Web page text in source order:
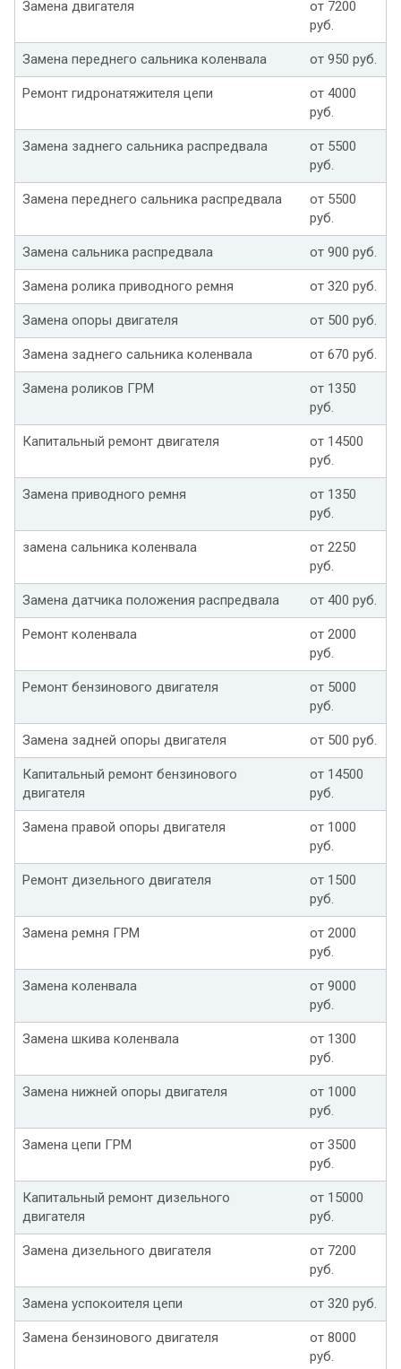
Замена двигателя
от 7200
руб.
Замена переднего сальника коленвала от 950 руб.
Ремонт гидронатяжителя цепи
от 4000
руб.
Замена заднего сальника распредвала
от 5500
руб.
Замена переднего сальника распредвала
от 5500
руб.
Замена сальника распредвала от 900 руб.
Замена ролика приводного ремня от 320 руб.
Замена опоры двигателя от 500 руб.
Замена заднего сальника коленвала от 670 руб.
Замена роликов ГРМ
от 1350
руб.
Капитальный ремонт двигателя
от 14500
руб.
Замена приводного ремня
от 1350
руб.
замена сальника коленвала
от 2250
руб.
Замена датчика положения распредвала от 400 руб.
Ремонт коленвала
от 2000
руб.
Ремонт бензинового двигателя
от 5000
руб.
Замена задней опоры двигателя от 500 руб.
Капитальный ремонт бензинового
двигателя
от 14500
руб.
Замена правой опоры двигателя
от 1000
руб.
Ремонт дизельного двигателя
от 1500
руб.
Замена ремня ГРМ
от 2000
руб.
Замена коленвала
от 9000
руб.
Замена шкива коленвала
от 1300
руб.
Замена нижней опоры двигателя
от 1000
руб.
Замена цепи ГРМ
от 3500
руб.
Капитальный ремонт дизельного
двигателя
от 15000
руб.
Замена дизельного двигателя
от 7200
руб.
Замена успокоителя цепи от 320 руб.
Замена бензинового двигателя
от 8000
руб.